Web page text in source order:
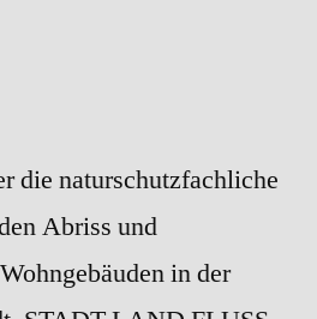
die naturschutzfachliche
Abriss und
in der